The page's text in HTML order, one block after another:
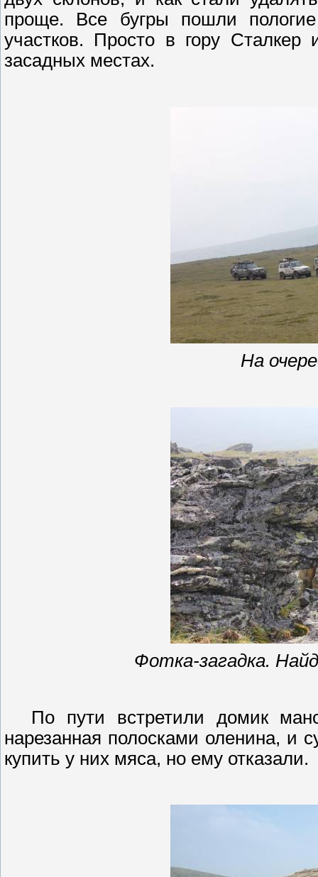
проще. Все бугры пошли
участков. Просто в гору Сталкер
засадных местах.
На
Фотка-загадка.
По пути встретили домик
нарезанная полосками оленина, и
купить у них мяса, но ему отказали.